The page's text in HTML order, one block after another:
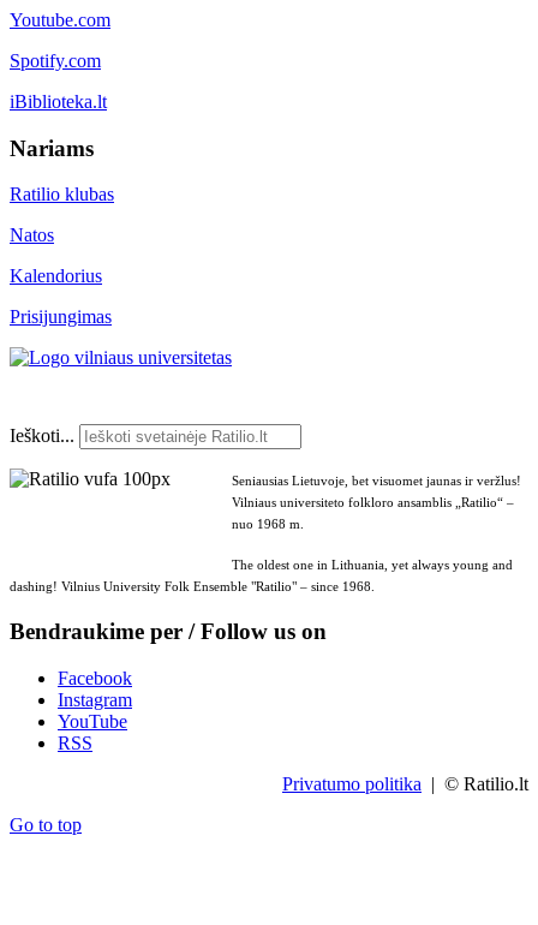
Youtube.com
Spotify.com
iBiblioteka.lt
Nariams
Ratilio klubas
Natos
Kalendorius
Prisijungimas
Ieškoti...
Seniausias Lietuvoje, bet visuomet jaunas ir veržlus!
Vilniaus universiteto folkloro ansamblis „Ratilio“ –
nuo 1968 m.
The oldest one in Lithuania, yet always young and
dashing! Vilnius University Folk Ensemble "Ratilio" – since 1968.
Bendraukime per / Follow us on
Facebook
Instagram
YouTube
RSS
Privatumo politika | © Ratilio.lt
Go to top